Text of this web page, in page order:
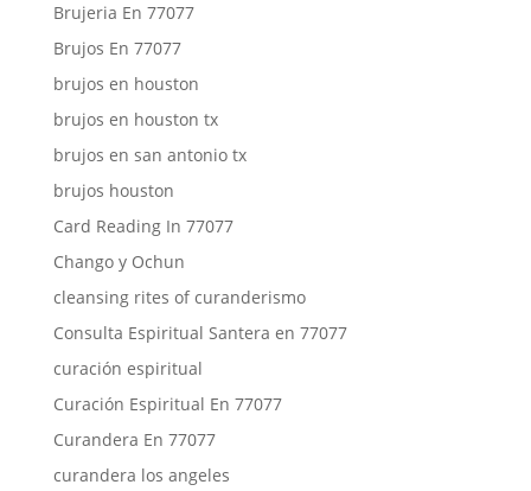
Brujeria En 77077
Brujos En 77077
brujos en houston
brujos en houston tx
brujos en san antonio tx
brujos houston
Card Reading In 77077
Chango y Ochun
cleansing rites of curanderismo
Consulta Espiritual Santera en 77077
curación espiritual
Curación Espiritual En 77077
Curandera En 77077
curandera los angeles